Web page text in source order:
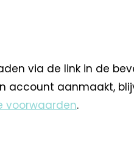
via de link in de
account aanmaakt,
voorwaarden.